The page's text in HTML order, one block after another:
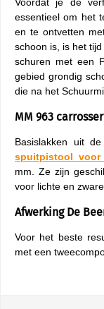
essentieel om het
en te ontvetten
schoon is, is het
schuren met een
gebied grondig
die na het
MM 963
Basislakken uit
spuitpistool voor
mm. Ze zijn
voor lichte en
Afwerking De
Voor het beste
met een